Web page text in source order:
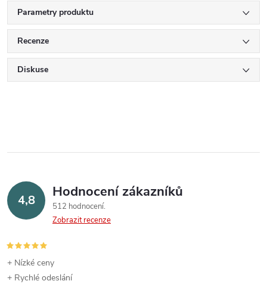
Parametry produktu
Recenze
Diskuse
4,8 Hodnocení zákazníků
512 hodnocení
Zobrazit recenze
+ Nízké ceny
+ Rychlé odeslání